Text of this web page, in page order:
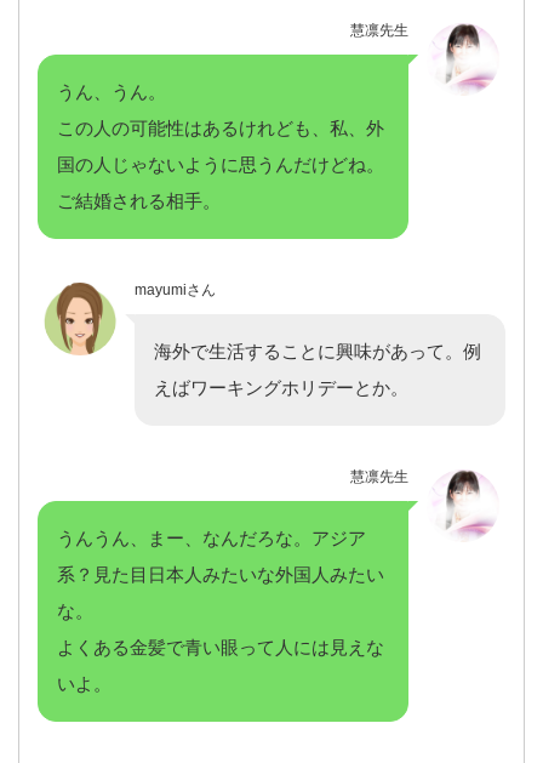
慧凛先生
うん、うん。
この人の可能性はあるけれども、私、外
国の人じゃないように思うんだけどね。
ご結婚される相手。
mayumiさん
海外で生活することに興味があって。例
えばワーキングホリデーとか。
慧凛先生
うんうん、まー、なんだろな。アジア
系？見た目日本人みたいな外国人みたい
な。
よくある金髪で青い眼って人には見えな
いよ。